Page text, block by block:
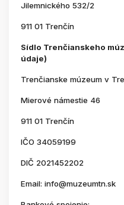
Jilemnického 532/2
911 01 Trenčín
Sídlo Trenčianskeho
údaje)
Trenčianske múzeum v
Mierové námestie 46
911 01 Trenčín
IČO 34059199
DIČ 2021452202
Email: info@muzeumtn.sk